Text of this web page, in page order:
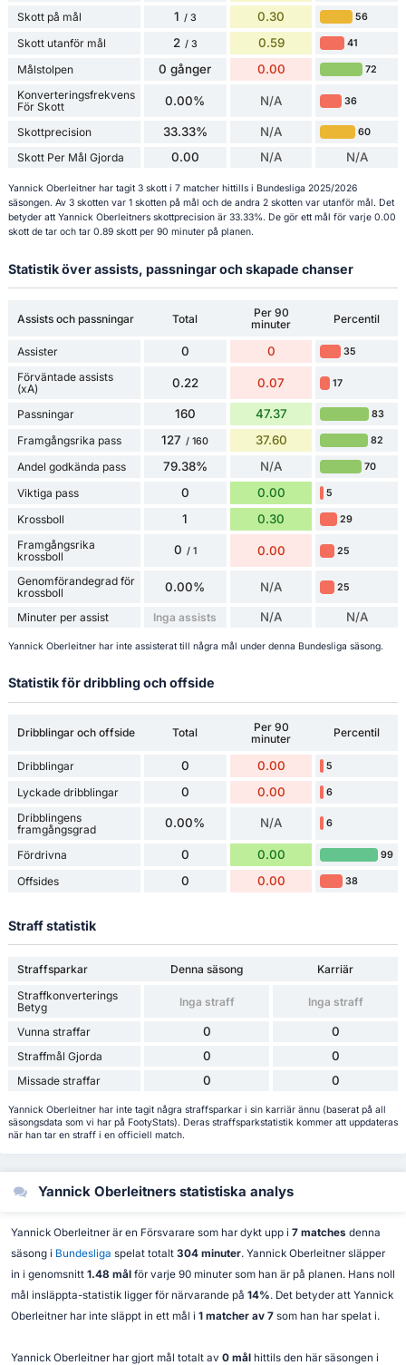
Skott på mål 1 / 3 0.30 56
Skott utanför mål 2 / 3 0.59 41
Målstolpen 0 gånger 0.00 72
Konverteringsfrekvens
För Skott
0.00% N/A 36
Skottprecision 33.33% N/A 60
Skott Per Mål Gjorda 0.00 N/A N/A
Yannick Oberleitner har tagit 3 skott i 7 matcher hittills i Bundesliga 2025/2026
säsongen. Av 3 skotten var 1 skotten på mål och de andra 2 skotten var utanför mål. Det
betyder att Yannick Oberleitners skottprecision är 33.33%. De gör ett mål för varje 0.00
skott de tar och tar 0.89 skott per 90 minuter på planen.
Statistik över assists, passningar och skapade chanser
Assists och passningar Total
Per 90
minuter
Percentil
Assister 0 0 35
Förväntade assists
(xA)
0.22 0.07 17
Passningar 160 47.37 83
Framgångsrika pass 127 / 160 37.60 82
Andel godkända pass 79.38% N/A 70
Viktiga pass 0 0.00 5
Krossboll 1 0.30 29
Framgångsrika
krossboll
0 / 1 0.00 25
Genomförandegrad för
krossboll
0.00% N/A 25
Minuter per assist Inga assists N/A N/A
Yannick Oberleitner har inte assisterat till några mål under denna Bundesliga säsong.
Statistik för dribbling och offside
Dribblingar och offside Total
Per 90
minuter
Percentil
Dribblingar 0 0.00 5
Lyckade dribblingar 0 0.00 6
Dribblingens
framgångsgrad
0.00% N/A 6
Fördrivna 0 0.00 99
Offsides 0 0.00 38
Straff statistik
Straffsparkar Denna säsong
Karriär
Straffkonverterings
Betyg
Inga straff Inga straff
Vunna straffar 0 0
Straffmål Gjorda 0 0
Missade straffar 0 0
Yannick Oberleitner har inte tagit några straffsparkar i sin karriär ännu (baserat på all
säsongsdata som vi har på FootyStats). Deras straffsparkstatistik kommer att uppdateras
när han tar en straff i en officiell match.
Yannick Oberleitners statistiska analys
Yannick Oberleitner är en Försvarare som har dykt upp i 7 matches denna
säsong i Bundesliga spelat totalt 304 minuter. Yannick Oberleitner släpper
in i genomsnitt 1.48 mål för varje 90 minuter som han är på planen. Hans noll
mål insläppta-statistik ligger för närvarande på 14%. Det betyder att Yannick
Oberleitner har inte släppt in ett mål i 1 matcher av 7som han har spelat i.
Yannick Oberleitner har gjort mål totalt av 0 mål hittils den här säsongen i